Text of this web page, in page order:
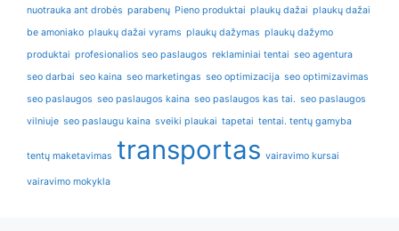
nuotrauka ant drobės parabenų Pieno produktai plaukų dažai plaukų dažai
be amoniako plaukų dažai vyrams plaukų dažymas plaukų dažymo
produktai profesionalios seo paslaugos reklaminiai tentai seo agentura
seo darbai seo kaina seo marketingas seo optimizacija seo optimizavimas
seo paslaugos seo paslaugos kaina seo paslaugos kas tai. seo paslaugos
vilniuje seo paslaugu kaina sveiki plaukai tapetai tentai. tentų gamyba
tentų maketavimas transportas vairavimo kursai
vairavimo mokykla